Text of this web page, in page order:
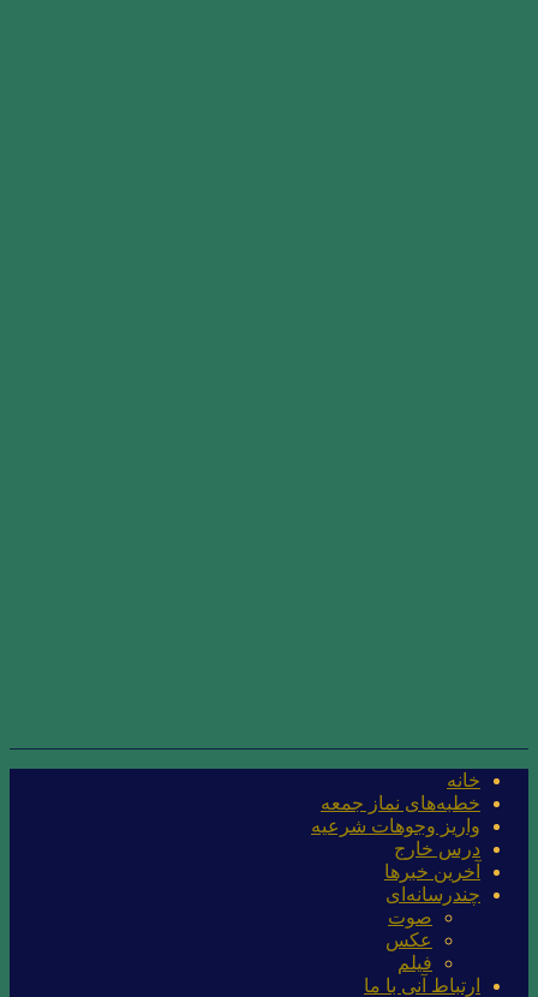
خانه
خطبه‌های نماز جمعه
واریز وجوهات شرعیه
درس خارج
آخرین خبرها
چندرسانه‌ای
صوت
عکس
فیلم
ارتباط آنی با ما